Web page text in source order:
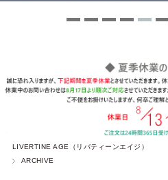
LIVERTINE AGE（リバティーンエイジ）
ARCHIVE